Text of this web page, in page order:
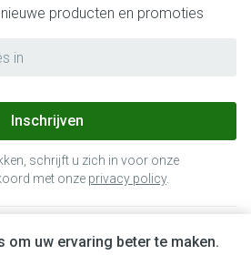
om uw ervaring beter te maken.
producten en promoties
Inschrijven
schrijft u zich in voor onze
met onze privacy policy.